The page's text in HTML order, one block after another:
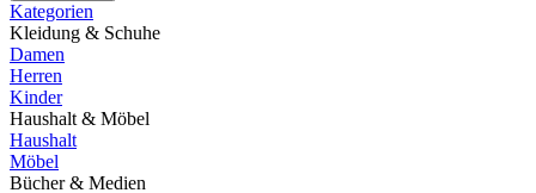
Kategorien
Kleidung & Schuhe
Damen
Herren
Kinder
Haushalt & Möbel
Haushalt
Möbel
Bücher & Medien